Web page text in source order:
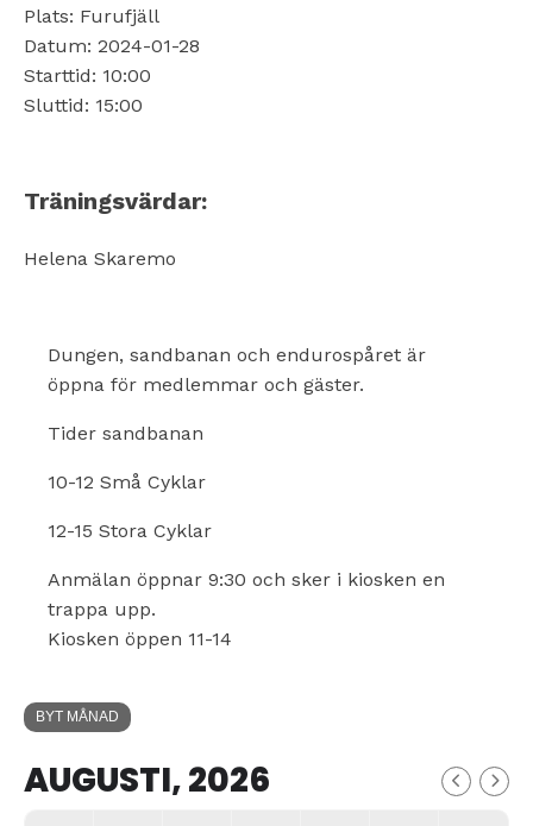
Plats: Furufjäll
Datum: 2024-01-28
Starttid: 10:00
Sluttid: 15:00
Träningsvärdar:
Helena Skaremo
Dungen, sandbanan och endurospåret är
öppna för medlemmar och gäster.
Tider sandbanan
10-12 Små Cyklar
12-15 Stora Cyklar
Anmälan öppnar 9:30 och sker i kiosken en
trappa upp.
Kiosken öppen 11-14
BYT MÅNAD
AUGUSTI, 2026